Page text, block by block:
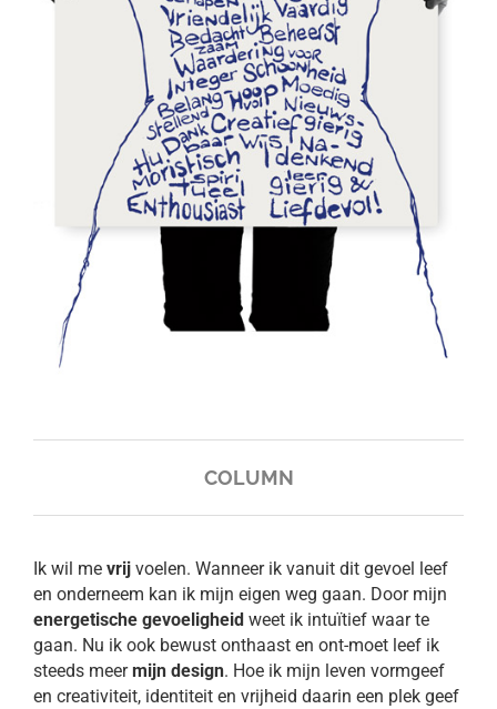
COLUMN
Ik wil me vrij voelen. Wanneer ik vanuit dit gevoel leef
en onderneem kan ik mijn eigen weg gaan. Door mijn
energetische gevoeligheid weet ik intuïtief waar te
gaan. Nu ik ook bewust onthaast en ont-moet leef ik
steeds meermijn design. Hoe ik mijn leven vormgeef
en creativiteit, identiteit en vrijheid daarin een plek geef